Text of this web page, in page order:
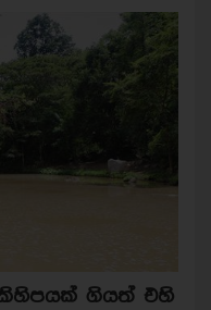
කිහිපයක් ගියත් එහි